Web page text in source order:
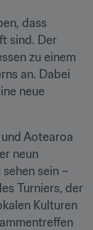
dass
sind. Der
zu einem
an. Dabei
neue
Aotearoa
neun
sein –
Turniers, der
Kulturen